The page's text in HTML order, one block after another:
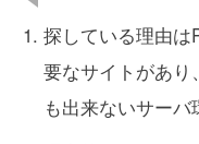
探している理由は
要なサイトがあり
も出来ないサーバ